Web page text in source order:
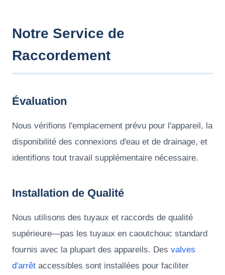
Notre Service de
Raccordement
Évaluation
Nous vérifions l'emplacement prévu pour l'appareil, la
disponibilité des connexions d'eau et de drainage, et
identifions tout travail supplémentaire nécessaire.
Installation de Qualité
Nous utilisons des tuyaux et raccords de qualité
supérieure—pas les tuyaux en caoutchouc standard
fournis avec la plupart des appareils. Des valves
d'arrêt accessibles sont installées pour faciliter